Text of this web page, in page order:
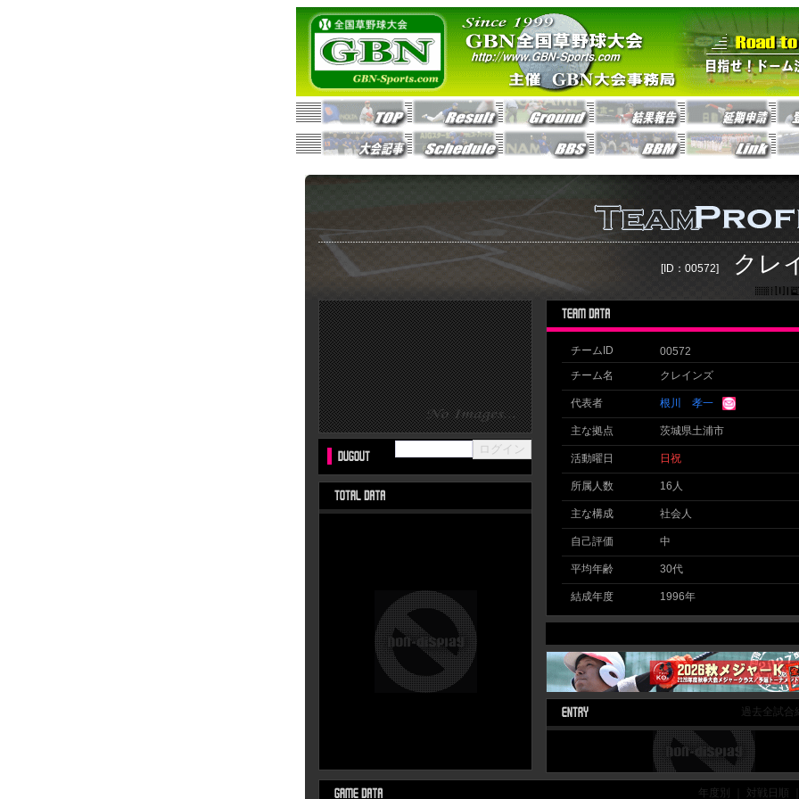
[ID：00572] クレ
チームID 00572
チーム名 クレインズ
代表者 根川 孝一
主な拠点 茨城県土浦市
活動曜日 日祝
所属人数 16人
主な構成 社会人
自己評価 中
平均年齢 30代
結成年度 1996年
過去全試合
年度別 ｜ 対戦日順